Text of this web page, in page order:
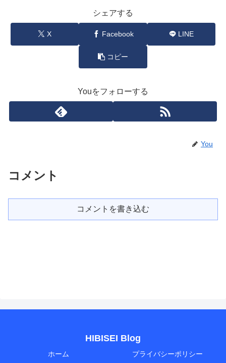
シェアする
X Facebook LINE
コピー
Youをフォローする
You
コメント
コメントを書き込む
HIBISEI Blog
ホーム プライバシーポリシー